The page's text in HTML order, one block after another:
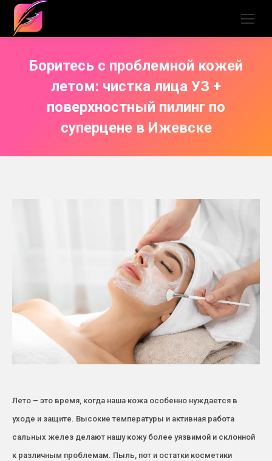
Боритесь с проблемной кожей
летом: чистка лица УЗ +
поверхностный пилинг по
суперцене в Ижевске
Лето – это время, когда наша кожа особенно нуждается в
уходе и защите. Высокие температуры и активная работа
сальных желез делают нашу кожу более уязвимой и склонной
к различным проблемам. Пыль, пот и остатки косметики